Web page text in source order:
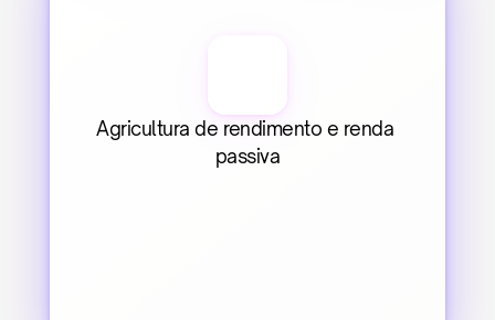
Agricultura de rendimento e renda
passiva